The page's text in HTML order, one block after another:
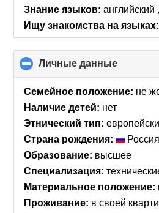
Знание языков: английский
Ищу знакомства на языках:
Личные данные
to
collapse
Семейное положение: не
Наличие детей: нет
Этнический тип:
Страна рождения:
Россия
Образование: высшее
Специализация:
Материальное положение:
Проживание: в своей